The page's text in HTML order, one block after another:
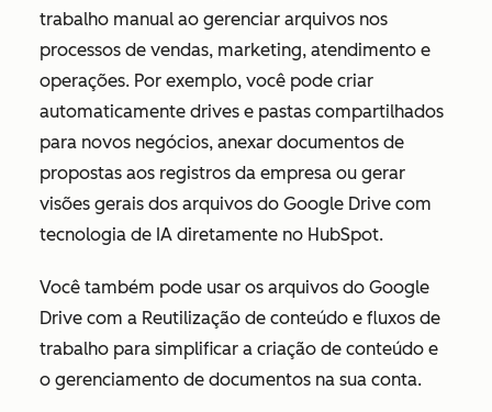
trabalho manual ao gerenciar arquivos nos
processos de vendas, marketing, atendimento e
operações. Por exemplo, você pode criar
automaticamente drives e pastas compartilhados
para novos negócios, anexar documentos de
propostas aos registros da empresa ou gerar
visões gerais dos arquivos do Google Drive com
tecnologia de IA diretamente no HubSpot.
Você também pode usar os arquivos do Google
Drive com a Reutilização de conteúdo e fluxos de
trabalho para simplificar a criação de conteúdo e
o gerenciamento de documentos na sua conta.